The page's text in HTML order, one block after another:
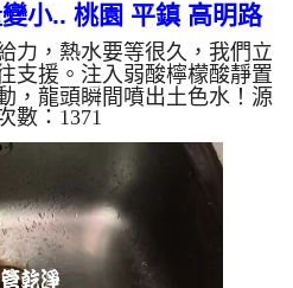
小.. 桃園 平鎮 高明路
水管
力，熱水要等很久，我們立
支援。注入弱酸檸檬酸靜置
，龍頭瞬間噴出土色水！源
，出水變乾淨熱水出水量也
定期「大掃除」？ 單靠水
不同的水質顏色，反映了不
鏽）： 管線老化徵兆。 黑
於地下水源。 綠色（銅
乳白（生物膜）： 細菌黏
生的...
數：1371